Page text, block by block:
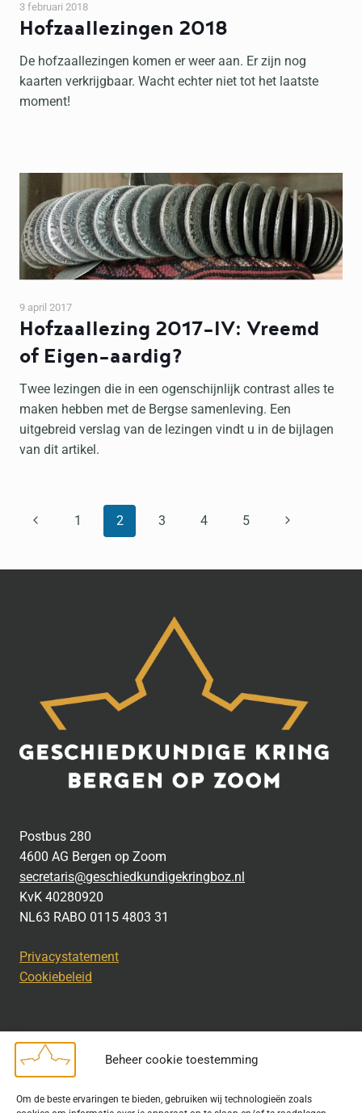
Beheer cookie toestemming
Om de beste ervaringen te bieden, gebruiken wij technologieën zoals
Hofzaallezingen 2018
3 februari 2018
De hofzaallezingen komen er weer aan. Er zijn nog
kaarten verkrijgbaar. Wacht echter niet tot het laatste
moment!
Hofzaallezing 2017-IV: Vreemd
of Eigen-aardig?
9 april 2017
Twee lezingen die in een ogenschijnlijk contrast alles te
maken hebben met de Bergse samenleving. Een
uitgebreid verslag van de lezingen vindt u in de bijlagen
van dit artikel.
PAGINANAVIGATIE
Vorige
1 2 3 4 5
Volgende
Postbus 280
4600 AG Bergen op Zoom
secretaris@geschiedkundigekringboz.nl
KvK 40280920
NL63 RABO 0115 4803 31
Privacystatement
Cookiebeleid
Bij het uitdragen van de doelstelling van de Geschiedkundige